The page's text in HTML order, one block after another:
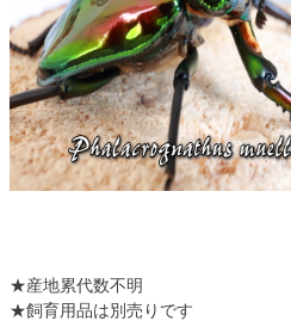
★産地累代数不明
★飼育用品は別売りです